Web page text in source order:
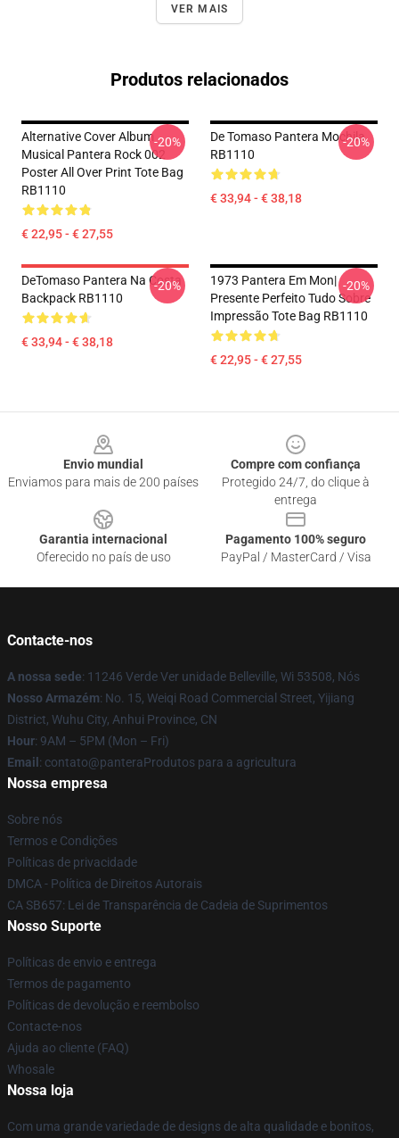
VER MAIS
Produtos relacionados
Alternative Cover Album
Musical Pantera Rock 002
Poster All Over Print Tote Bag
RB1110
€ 22,95 - € 27,55
-20%
De Tomaso Pantera Mochila
RB1110
€ 33,94 - € 38,18
-20%
DeTomaso Pantera Na Costa
Backpack RB1110
€ 33,94 - € 38,18
-20%
1973 Pantera Em Mon|
Presente Perfeito Tudo Sobre
Impressão Tote Bag RB1110
€ 22,95 - € 27,55
-20%
Envio mundial
Enviamos para mais de 200 países
Compre com confiança
Protegido 24/7, do clique à
entrega
Garantia internacional
Oferecido no país de uso
Pagamento 100% seguro
PayPal / MasterCard / Visa
Contacte-nos
A nossa sede: 11246 Verde Ver unidade Belleville, Wi 53508, Nós
Nosso Armazém: No. 15, Weiqi Road Commercial Street, Yijiang
District, Wuhu City, Anhui Province, CN
Hour: 9AM – 5PM (Mon – Fri)
Email : contato@panteraProdutos para a agricultura
Nossa empresa
Sobre nós
Termos e Condições
Políticas de privacidade
DMCA - Política de Direitos Autorais
CA SB657: Lei de Transparência de Cadeia de Suprimentos
Nosso Suporte
Políticas de envio e entrega
Termos de pagamento
Políticas de devolução e reembolso
Contacte-nos
Ajuda ao cliente (FAQ)
Whosale
Nossa loja
Com uma grande variedade de designs de alta qualidade e bonitos,